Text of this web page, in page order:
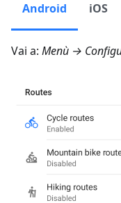
Android iOS
Vai a: Menù →